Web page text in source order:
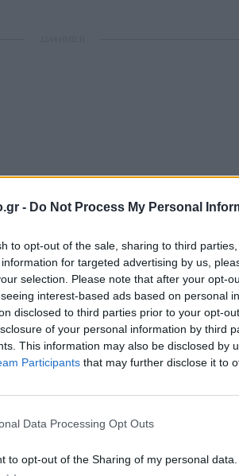
- Do Not Process My Personal
to opt-out of the sale, sharing to third
for targeted advertising by us,
selection. Please note that after your opt-
interest-based ads based on personal
disclosed to third parties prior to your opt-
of your personal information by third
This information may also be disclosed by
Participants that may further disclose it to
Data Processing Opt Outs
to opt-out of the Sharing of my personal data.
αγιογραφια της Ρουλας
με “δανεικα” (εκτος κι αν ηταν
οχι μονο της Ρουλας αλλα και της